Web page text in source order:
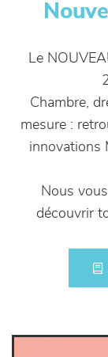
Le
Chambre,
mesure :
innovations
Nous
découvrir